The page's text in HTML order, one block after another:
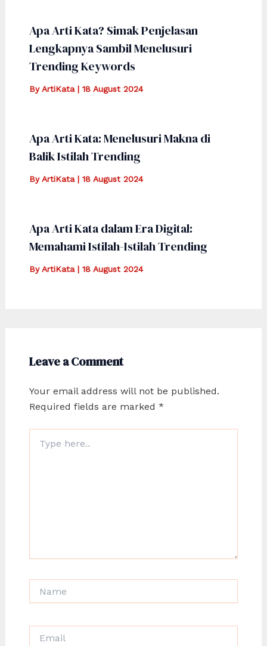
Apa Arti Kata? Simak Penjelasan
Lengkapnya Sambil Menelusuri
Trending Keywords
ByArtiKata | 18 August 2024
Apa Arti Kata: Menelusuri Makna di
Balik Istilah Trending
ByArtiKata | 18 August 2024
Apa Arti Kata dalam Era Digital:
Memahami Istilah-Istilah Trending
ByArtiKata | 18 August 2024
Leave a Comment
Your email address will not be published.
Required fields are marked *
here..